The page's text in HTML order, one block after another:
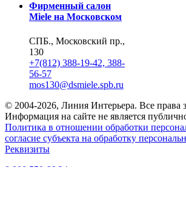
Фирменный салон
Miele на Московском
СПБ., Московский пр.,
130
+7(812) 388-19-42, 388-
56-57
mos130@dsmiele.spb.ru
© 2004-2026, Линия Интерьера. Все права
Информация на сайте не является
Политика в отношении обработки
согласие субъекта на обработку
Реквизиты
8 800 550 66 34